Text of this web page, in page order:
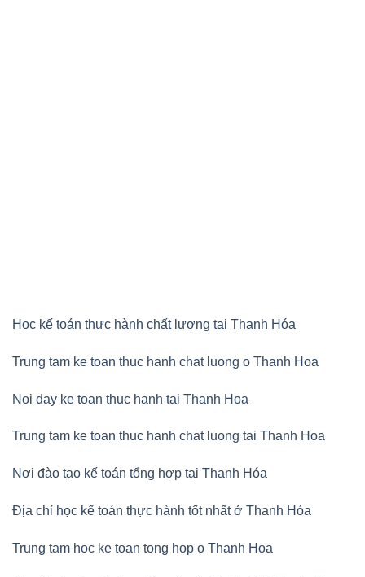
Học kế toán thực hành chất lượng tại Thanh Hóa
Trung tam ke toan thuc hanh chat luong o Thanh Hoa
Noi day ke toan thuc hanh tai Thanh Hoa
Trung tam ke toan thuc hanh chat luong tai Thanh Hoa
Nơi đào tạo kế toán tổng hợp tại Thanh Hóa
Địa chỉ học kế toán thực hành tốt nhất ở Thanh Hóa
Trung tam hoc ke toan tong hop o Thanh Hoa